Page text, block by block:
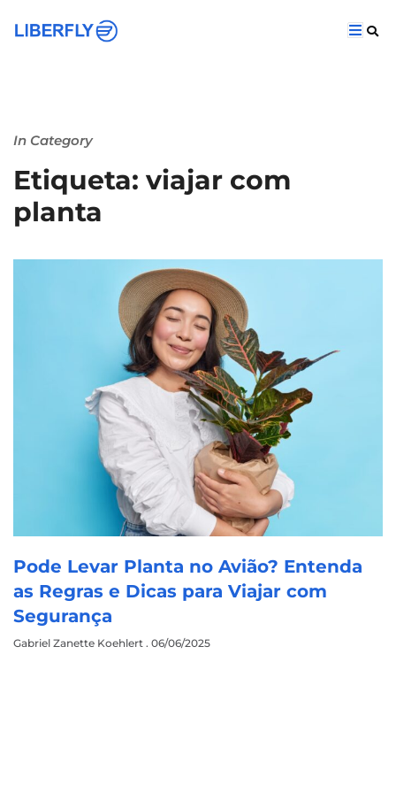
In Category
Etiqueta: viajar com
planta
Pode Levar Planta no Avião? Entenda
as Regras e Dicas para Viajar com
Segurança
Gabriel Zanette Koehlert 06/06/2025